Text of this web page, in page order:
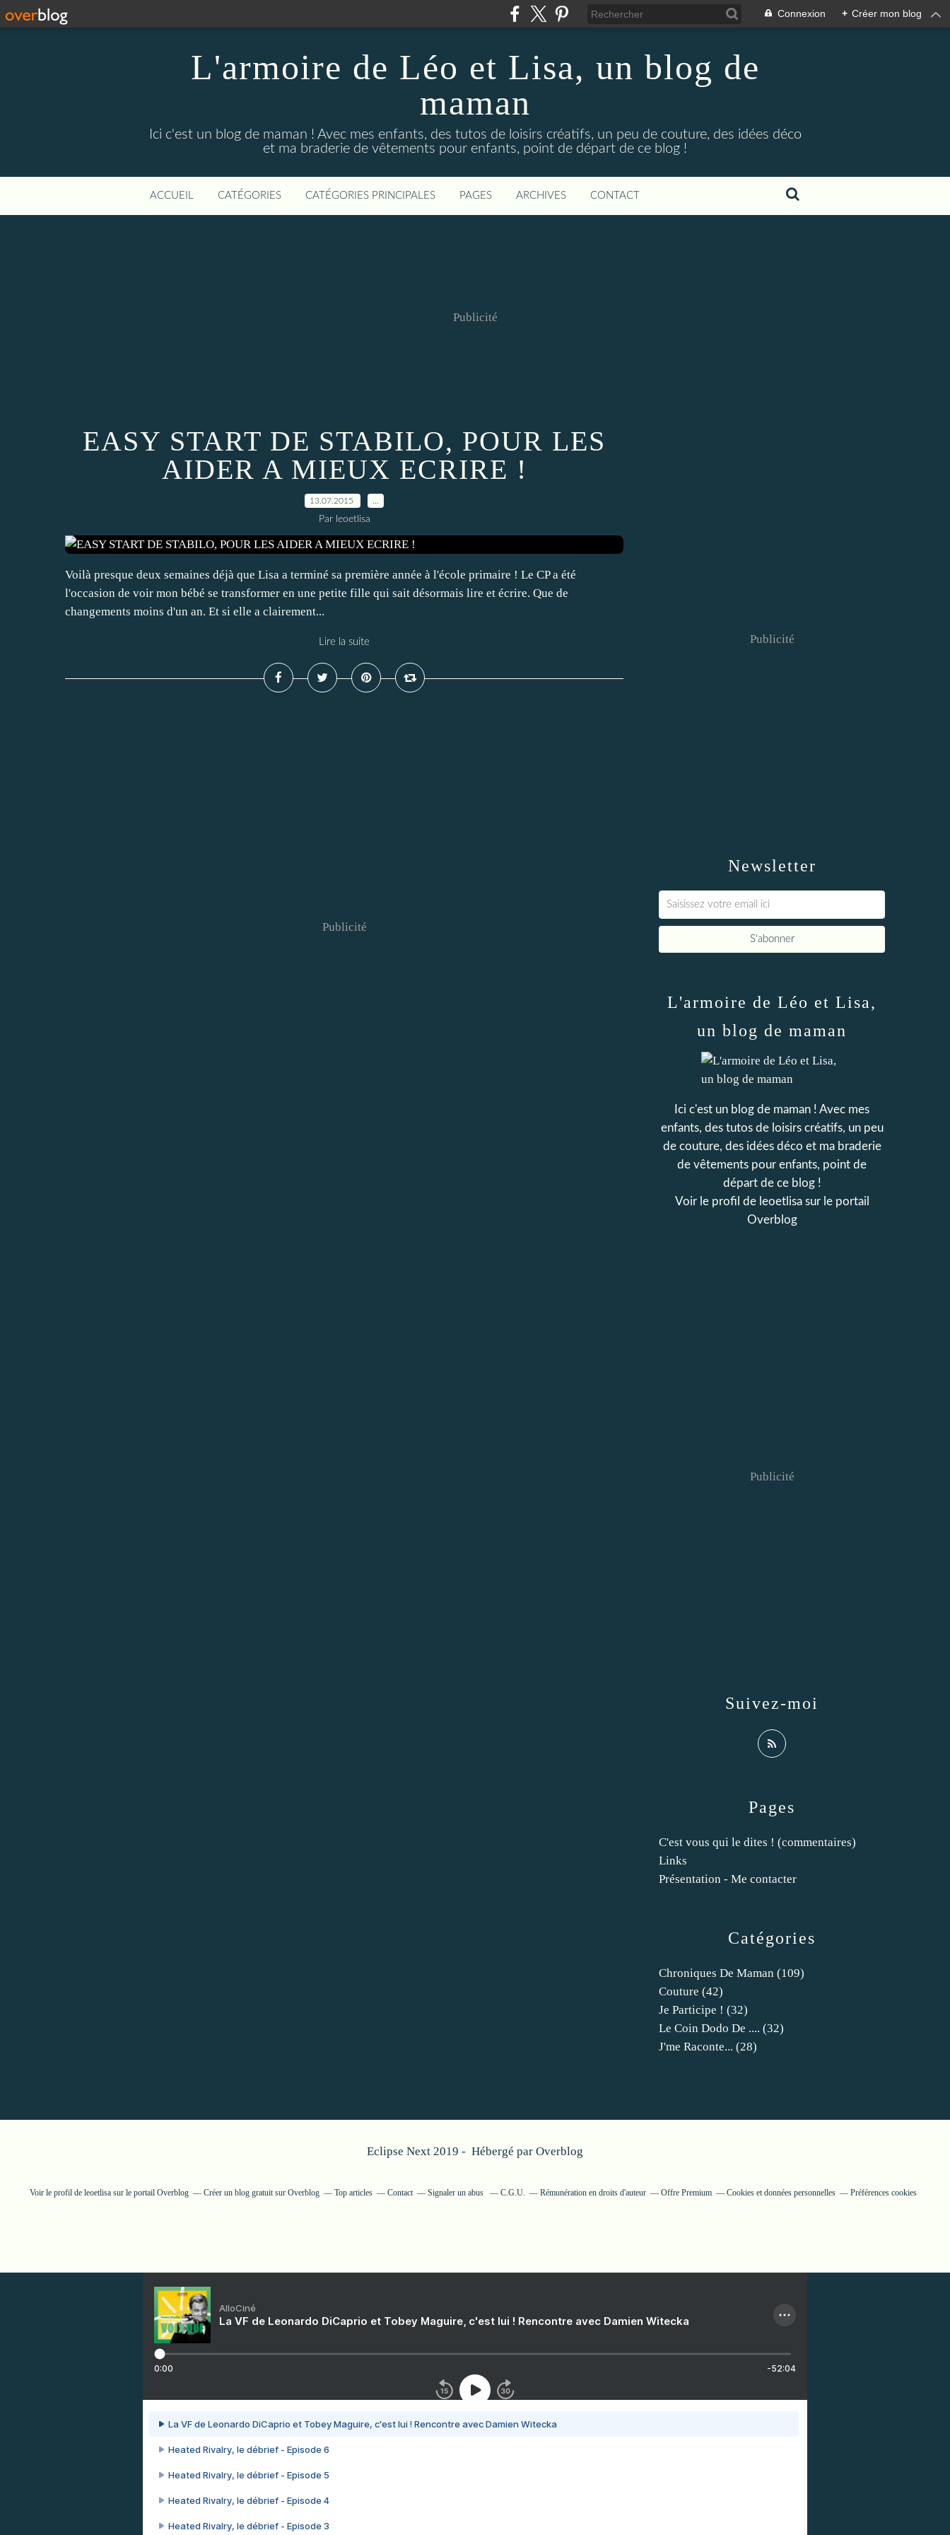
Connexion + Créer mon blog
L'armoire de Léo et Lisa, un blog de
maman
Ici c'est un blog de maman ! Avec mes enfants, des tutos de loisirs créatifs, un peu de couture, des idées déco
et ma braderie de vêtements pour enfants, point de départ de ce blog !
ACCUEIL CATÉGORIES CATÉGORIES PRINCIPALES PAGES ARCHIVES CONTACT
Publicité
EASY START DE STABILO, POUR LES
AIDER A MIEUX ECRIRE !
13.07.2015
Par leoetlisa
Voilà presque deux semaines déjà que Lisa a terminé sa première année à l'école primaire ! Le CP a été
l'occasion de voir mon bébé se transformer en une petite fille qui sait désormais lire et écrire. Que de
changements moins d'un an. Et si elle a clairement...
Lire la suite
Publicité
Newsletter
Publicité
Catégories
Chroniques De Maman (109)
Couture (42)
Je Participe ! (32)
Le Coin Dodo De .... (32)
J'me Raconte... (28)
Pages
C'est vous qui le dites ! (commentaires)
Links
Présentation - Me contacter
L'armoire de Léo et Lisa,
un blog de maman
Ici c'est un blog de maman ! Avec mes
enfants, des tutos de loisirs créatifs, un peu
de couture, des idées déco et ma braderie
de vêtements pour enfants, point de
départ de ce blog !
Voir le profil de leoetlisasur le portail
Overblog
Suivez-moi
Publicité
Eclipse Next 2019 - Hébergé par Overblog
Voir le profil de leoetlisasur le portail Overblog Créer un blog gratuit sur Overblog Top articles Contact Signaler un abus C.G.U. Rémunération en droits d'auteur Offre Premium Cookies et données personnelles Préférences cookies
AlloCiné
La VF de Leonardo DiCaprio et Tobey Maguire, c'est lui ! Rencontre avec Damien Witecka
0:00 -52:04
La VF de Leonardo DiCaprio et Tobey Maguire, c'est lui ! Rencontre avec Damien Witecka
Heated Rivalry, le débrief - Episode 6
Heated Rivalry, le débrief - Episode 5
Heated Rivalry, le débrief - Episode 4
Heated Rivalry, le débrief - Episode 3